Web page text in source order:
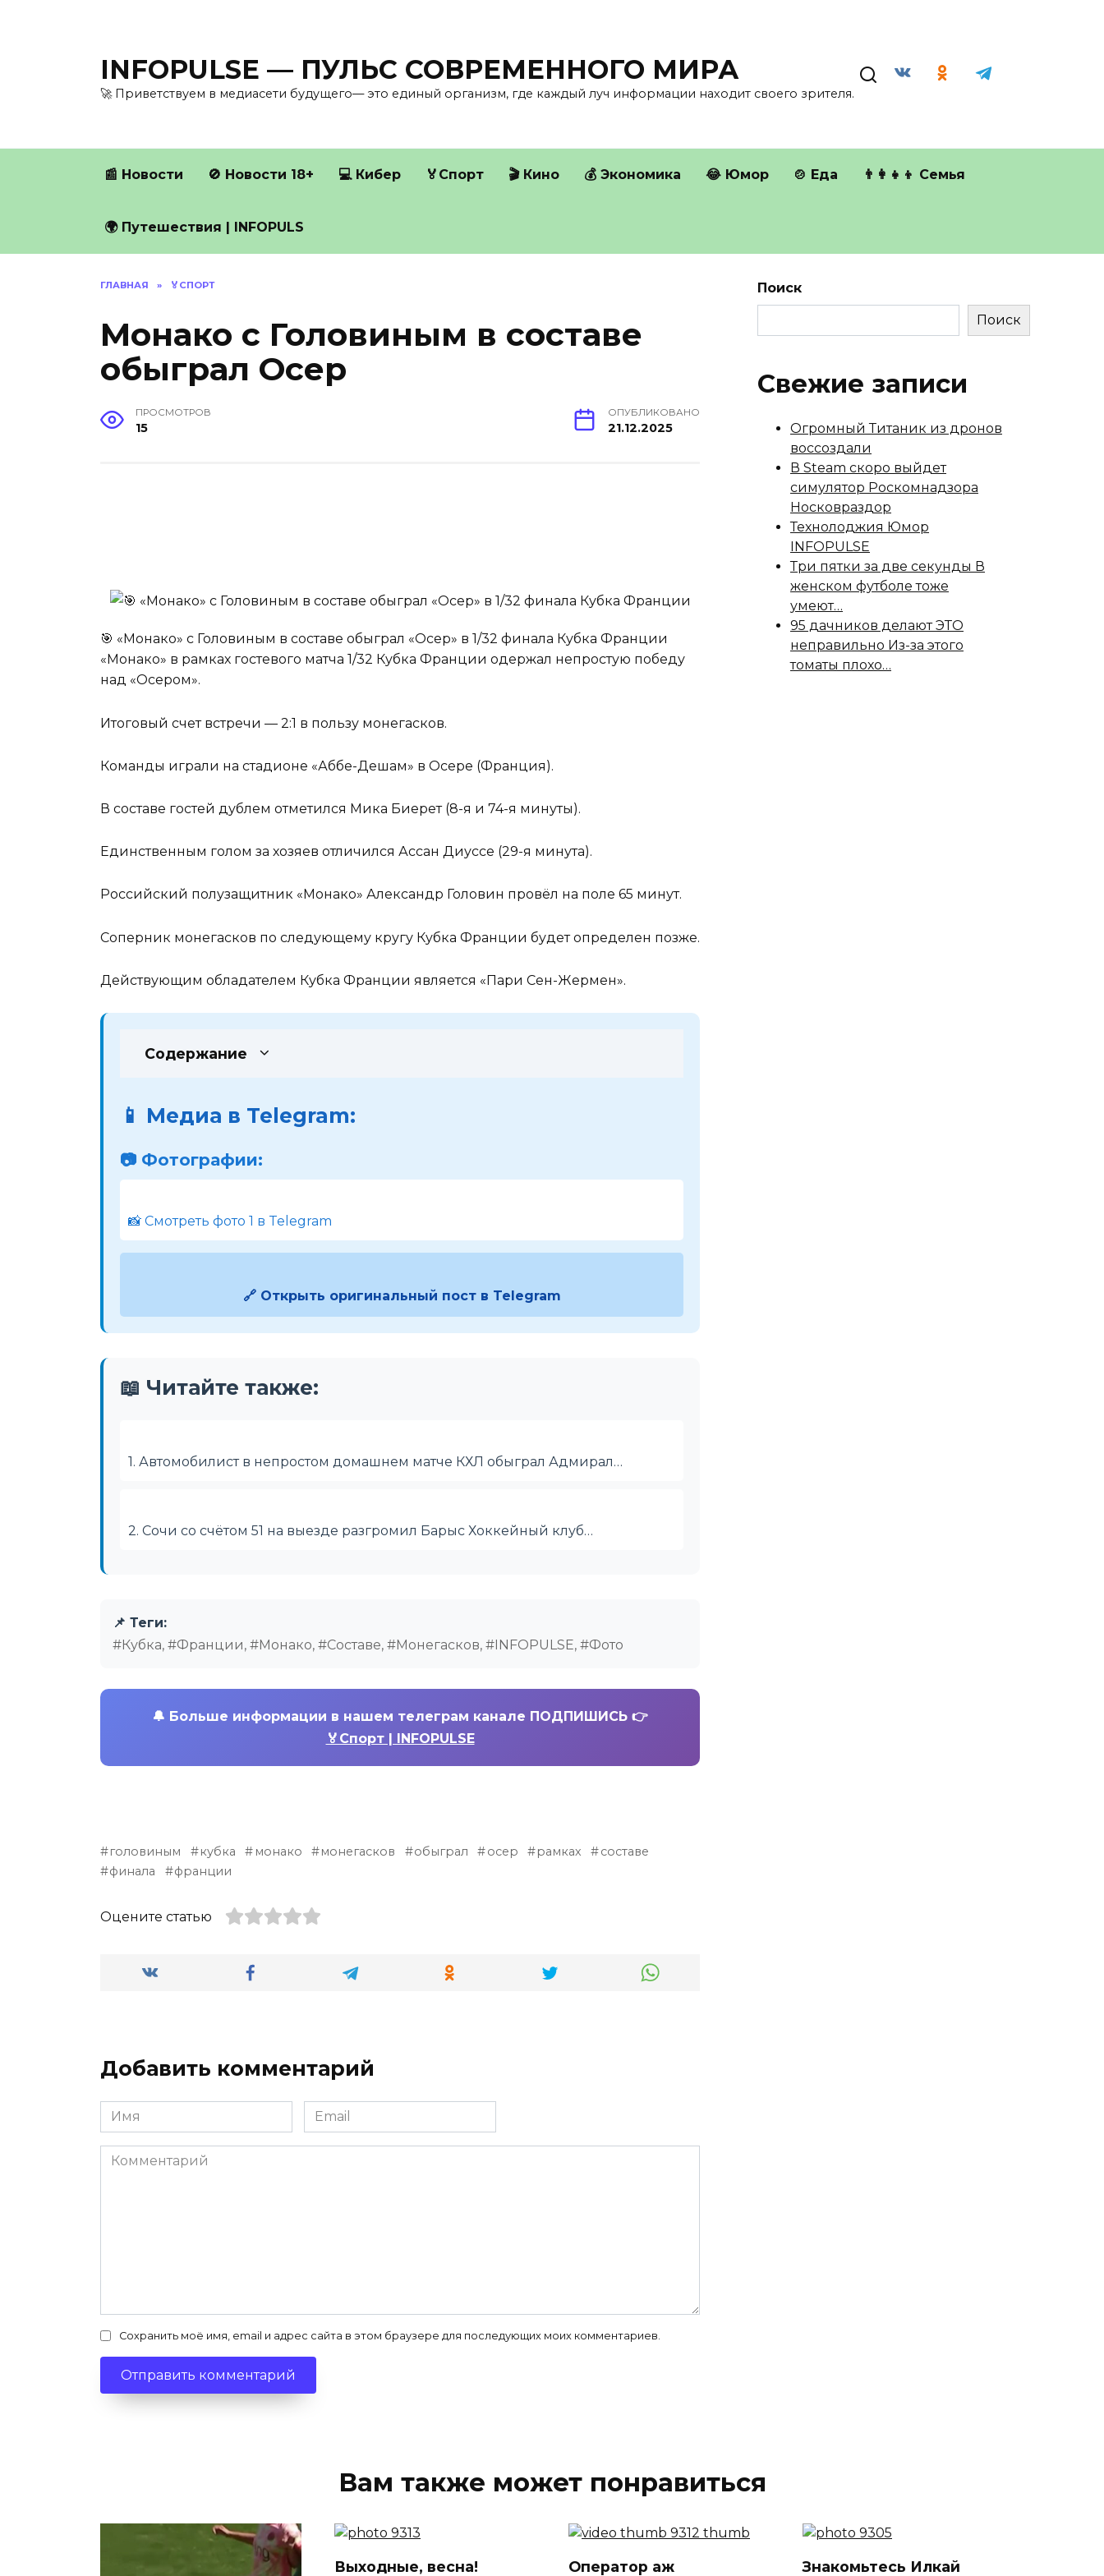
INFOPULSE — ПУЛЬС СОВРЕМЕННОГО МИРА
🚀 Приветствуем в медиасети будущего— это единый организм, где каждый луч информации находит своего зрителя.
📰 Новости 🚫 Новости 18+ 💻 Кибер 🏅Спорт 🎬 Кино 💰 Экономика 😂 Юмор 🍲 Еда 👨‍👩‍👧‍👦 Семья
🌍 Путешествия | INFOPULS
ГЛАВНАЯ » 🏅СПОРТ
Монако с Головиным в составе
обыграл Осер
ПРОСМОТРОВ
15
ОПУБЛИКОВАНО
21.12.2025
🎯 «Монако» с Головиным в составе обыграл «Осер» в 1/32 финала Кубка Франции
«Монако» в рамках гостевого матча 1/32 Кубка Франции одержал непростую победу
над «Осером».
Итоговый счет встречи — 2:1 в пользу монегасков.
Команды играли на стадионе «Аббе-Дешам» в Осере (Франция).
В составе гостей дублем отметился Мика Биерет (8-я и 74-я минуты).
Единственным голом за хозяев отличился Ассан Диуссе (29-я минута).
Российский полузащитник «Монако» Александр Головин провёл на поле 65 минут.
Соперник монегасков по следующему кругу Кубка Франции будет определен позже.
Действующим обладателем Кубка Франции является «Пари Сен-Жермен».
Содержание
📱 Медиа в Telegram:
📷 Фотографии:
📸 Смотреть фото 1 в Telegram
🔗 Открыть оригинальный пост в Telegram
📖 Читайте также:
1. Автомобилист в непростом домашнем матче КХЛ обыграл Адмирал…
2. Сочи со счётом 51 на выезде разгромил Барыс Хоккейный клуб…
📌 Теги:
#Кубка, #Франции, #Монако, #Составе, #Монегасков, #INFOPULSE, #Фото
🔔 Больше информации в нашем телеграм канале ПОДПИШИСЬ 👉
🏅Спорт | INFOPULSE
головиным кубка монако монегасков обыграл осер рамках
составе
финала
франции
Оцените статью
Добавить комментарий
Имя
*
Email
*
Комментарий
Сохранить моё имя, email и адрес сайта в этом браузере для последующих моих комментариев.
Поиск
Поиск
Свежие записи
Огромный Титаник из дронов
воссоздали
В Steam скоро выйдет
симулятор Роскомнадзора
Носковраздор
Технолоджия Юмор
INFOPULSE
Три пятки за две секунды В
женском футболе тоже
умеют…
95 дачников делают ЭТО
неправильно Из-за этого
томаты плохо…
Вам также может понравиться
Выходные, весна!
Оператор аж
Знакомьтесь Илкай